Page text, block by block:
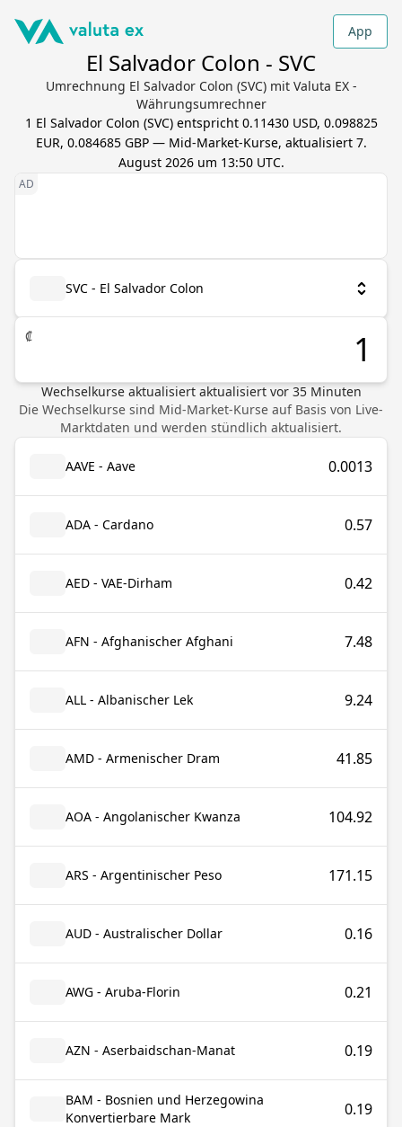
App
El Salvador Colon - SVC
Umrechnung El Salvador Colon (SVC) mit Valuta EX -
Währungsumrechner
1 El Salvador Colon (SVC) entspricht 0.11430 USD, 0.098825
EUR, 0.084685 GBP— Mid-Market-Kurse, aktualisiert 7.
August 2026 um 13:50 UTC.
SVC - El Salvador Colon
₡
Wechselkurse aktualisiert aktualisiert vor 35Minuten
Die Wechselkurse sind Mid-Market-Kurse auf Basis von Live-
Marktdaten und werden stündlich aktualisiert.
AAVE - Aave 0.0013
ADA - Cardano 0.57
AED - VAE-Dirham 0.42
AFN - Afghanischer Afghani 7.48
ALL - Albanischer Lek 9.24
AMD - Armenischer Dram 41.85
AOA - Angolanischer Kwanza 104.92
ARS - Argentinischer Peso 171.15
AUD - Australischer Dollar 0.16
AWG - Aruba-Florin 0.21
AZN - Aserbaidschan-Manat 0.19
BAM - Bosnien und Herzegowina
Konvertierbare Mark
0.19